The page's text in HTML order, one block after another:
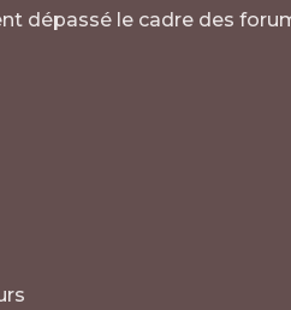
dépassé le cadre des